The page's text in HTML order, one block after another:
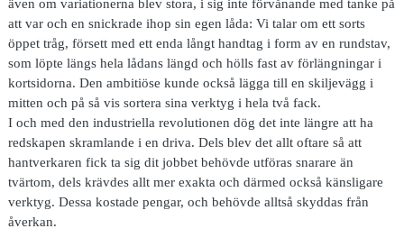
att var och en snickrade ihop sin egen låda: Vi talar om ett sorts
öppet tråg, försett med ett enda långt handtag i form av en rundstav,
som löpte längs hela lådans längd och hölls fast av förlängningar i
kortsidorna. Den ambitiöse kunde också lägga till en skiljevägg i
mitten och på så vis sortera sina verktyg i hela två fack.
I och med den industriella revolutionen dög det inte längre att ha
redskapen skramlande i en driva. Dels blev det allt oftare så att
hantverkaren fick ta sig dit jobbet behövde utföras snarare än
tvärtom, dels krävdes allt mer exakta och därmed också känsligare
verktyg. Dessa kostade pengar, och behövde alltså skyddas från
åverkan.